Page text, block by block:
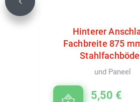
Hinterer
Fachbreite 875
und Paneel
5,50 €
Previous